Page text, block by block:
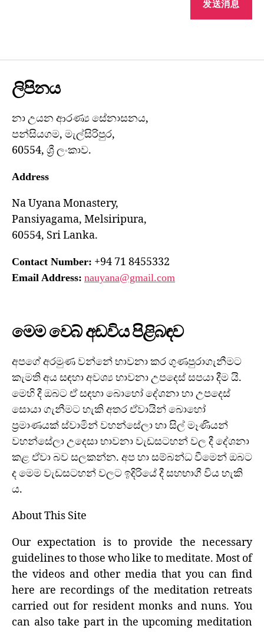
ලිපිනය
නා උයන ආරණ්‍ය සේනාසනය,
පන්සියගම, මැල්සිරිපුර,
60554, ශ්‍රී ලංකාව.
Address
Na Uyana Monastery,
Pansiyagama, Melsiripura,
60554, Sri Lanka.
Contact Number: +94 71 8455332
Email Address: nauyana@gmail.com
මෙම වෙබ් අඩවිය පිළිබඳව
අපගේ අරමුණ වන්නේ භාවනා කර ගුණපුරාගැනීමට
කැමති අය සඳහා අවශ්‍ය භාවනා උපදෙස් සපයා දීම යි.
මෙහි දී ඔබට ඒ සඳහා බොහෝ දේශනා හා උපදෙස්
සොයා ගැනීමට හැකි අතර ඒවායින් බොහෝ
ප්‍රමාණයක් ස්වාමින් වහන්සේලා හා සිල් මෑණියන්
වහන්සේලා උදෙසා භාවනා වැඩසටහන් වල දී දේශනා
කළ ඒවා බව සලකන්න. අප හා සම්බන්ධ වීමෙන් ඔබට
ද මෙම වැඩසටහන් වලට ඉදිරියේ දී සහභාගී විය හැකි
ය.
About This Site
Our expectation is to provide the necessary
guidelines to those who like to meditate. Most of
the videos and other media that you can find
here are recordings of the meditation retreats
carried out for resident monks and nuns. You
can also take part in the upcoming meditation